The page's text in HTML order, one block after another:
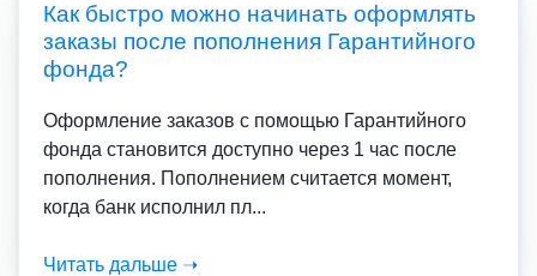
Как быстро можно начинать оформлять
заказы после пополнения Гарантийного
фонда?
Оформление заказов с помощью Гарантийного
фонда становится доступно через 1 час после
пополнения. Пополнением считается момент,
когда банк исполнил пл...
Читать дальше ➝